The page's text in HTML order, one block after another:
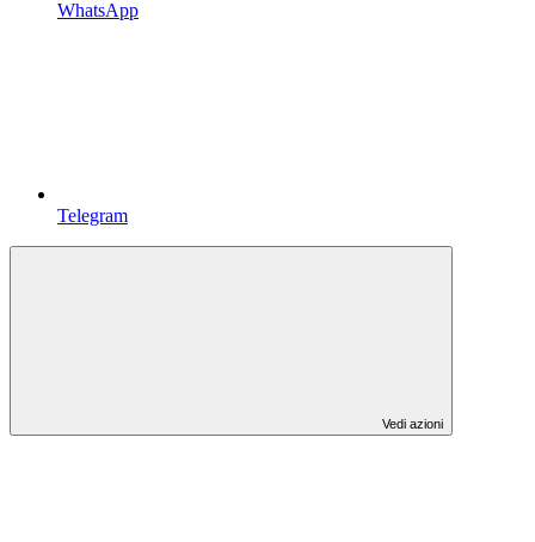
WhatsApp
Telegram
Vedi azioni